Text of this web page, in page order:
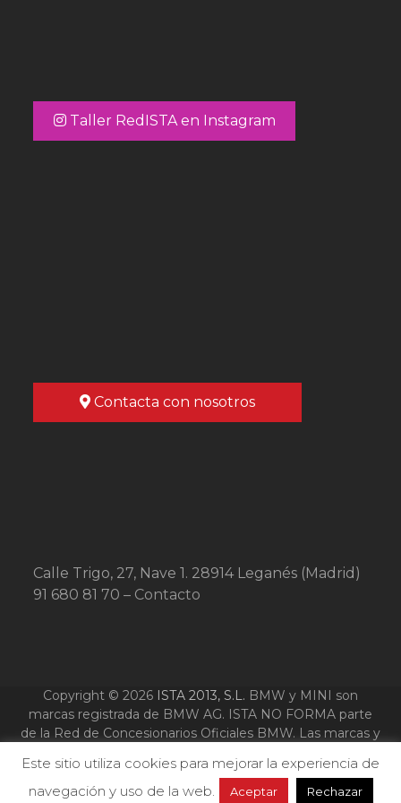
Taller RedISTA en Instagram
Contacta con nosotros
Calle Trigo, 27, Nave 1. 28914 Leganés (Madrid)
91 680 81 70 – Contacto
Copyright © 2026 ISTA 2013, S.L. BMW y MINI son
marcas registrada de BMW AG. ISTA NO FORMA parte
de la Red de Concesionarios Oficiales BMW. Las marcas y
marcas registradas de sus respectivos propietarios y se
utilizan solo a titulo ilustrativo.
Este sitio utiliza cookies para mejorar la experiencia de
navegación y uso de la web.
Aceptar Rechazar